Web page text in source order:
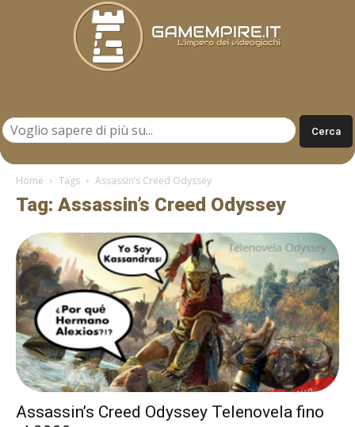
Home Tags Assassin’s Creed Odyssey
Tag: Assassin’s Creed Odyssey
Assassin’s Creed Odyssey Telenovela fino